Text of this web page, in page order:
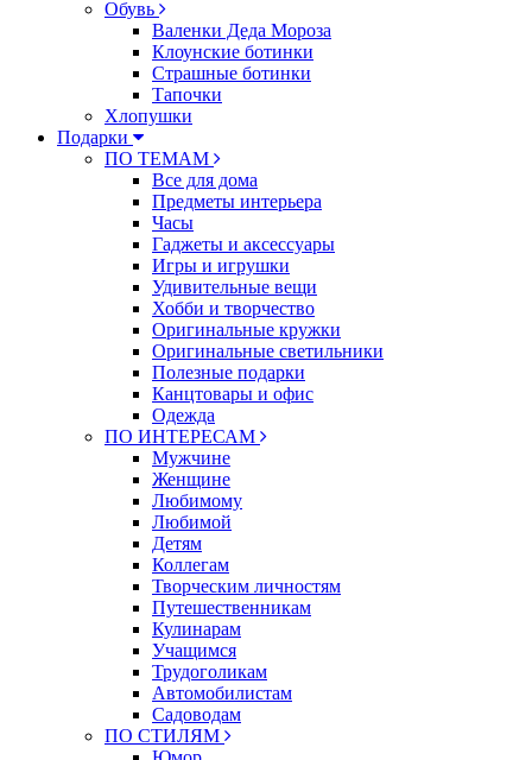
Обувь
Валенки Деда Мороза
Клоунские ботинки
Страшные ботинки
Тапочки
Хлопушки
Подарки
ПО ТЕМАМ
Все для дома
Предметы интерьера
Часы
Гаджеты и аксессуары
Игры и игрушки
Удивительные вещи
Хобби и творчество
Оригинальные кружки
Оригинальные светильники
Полезные подарки
Канцтовары и офис
Одежда
ПО ИНТЕРЕСАМ
Мужчине
Женщине
Любимому
Любимой
Детям
Коллегам
Творческим личностям
Путешественникам
Кулинарам
Учащимся
Трудоголикам
Автомобилистам
Садоводам
ПО СТИЛЯМ